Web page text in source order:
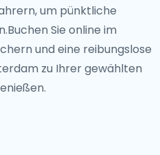
um pünktliche
Sie online im
und eine reibungslose
zu Ihrer gewählten